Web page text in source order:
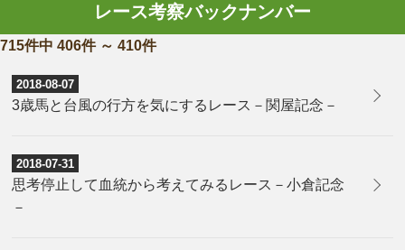
レース考察バックナンバー
715件中 406件 ～ 410件
2018-08-07
3歳馬と台風の行方を気にするレース－関屋記念－
2018-07-31
思考停止して血統から考えてみるレース－小倉記念
－